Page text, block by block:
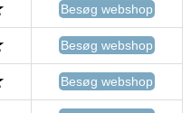
Besøg webshop
Besøg webshop
Besøg webshop